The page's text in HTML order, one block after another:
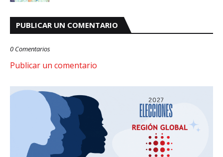
PUBLICAR UN COMENTARIO
0 Comentarios
Publicar un comentario